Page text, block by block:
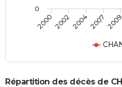
20002002200420072009
0
Répartition des décès de